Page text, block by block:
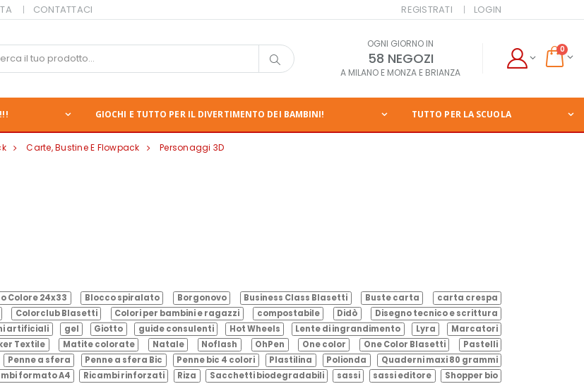
CONTATTACI REGISTRATI LOGIN
OGNI GIORNO IN
58 NEGOZI
A MILANO E MONZA E BRIANZA
0
GIOCHI E TUTTO PER IL DIVERTIMENTO DEI BAMBINI! TUTTO PER LA SCUOLA
Carte, Bustine E Flowpack Personaggi 3D
Colore 24x33 Blocco spiralato Borgonovo Business Class Blasetti Buste carta
carta crespa
Colorclub Blasetti Colori per bambini e ragazzi compostabile Didò
Disegno tecnico e scrittura
artificiali gel Giotto guide consulenti Hot Wheels Lente di ingrandimento Lyra
Marcatori
Textile Matite colorate Natale Noflash OhPen One color One Color Blasetti
Pastelli
Penne a sfera Penne a sfera Bic Penne bic 4 colori Plastilina Polionda
Quaderni maxi 80 grammi
formato A4 Ricambi rinforzati Riza Sacchetti biodegradabili sassi sassi editore
Shopper bio